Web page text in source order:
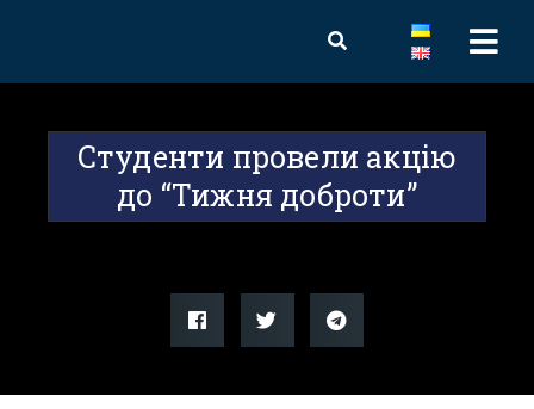
Студенти провели акцію
до “Тижня доброти”